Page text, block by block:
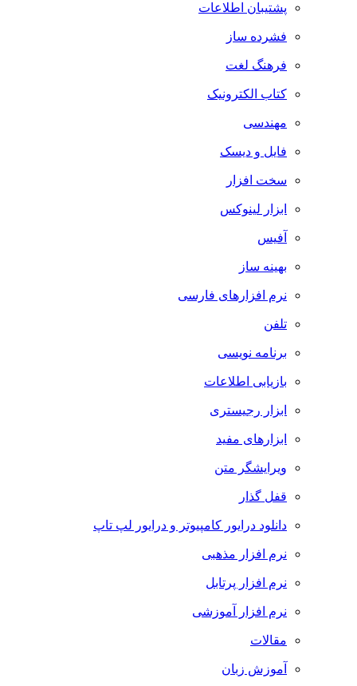
پشتیبان اطلاعات
فشرده ساز
فرهنگ لغت
کتاب الکترونیک
مهندسی
فایل و دیسک
سخت افزار
ابزار لینوکس
آفیس
بهینه ساز
نرم افزارهای فارسی
تلفن
برنامه نویسی
بازیابی اطلاعات
ابزار رجیستری
ابزارهای مفید
ویرایشگر متن
قفل گذار
دانلود درایور کامپیوتر و درایور لپ تاپ
نرم افزار مذهبی
نرم افزار پرتابل
نرم افزار آموزشی
مقالات
آموزش زبان